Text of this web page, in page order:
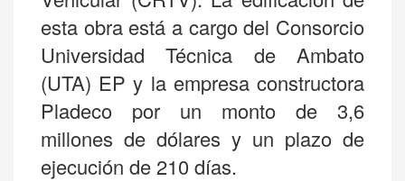
esta obra está a cargo del Consorcio
Universidad Técnica de Ambato
(UTA) EP y la empresa constructora
Pladeco por un monto de 3,6
millones de dólares y un plazo de
ejecución de 210 días.